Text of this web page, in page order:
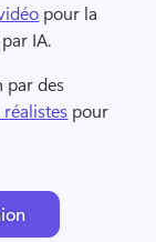
pour la
IA.
par des
pour